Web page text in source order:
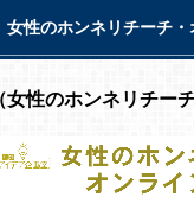
女性のホンネリチーチ
女性のホンネリチー